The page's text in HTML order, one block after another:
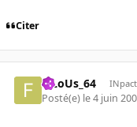
Citer
FiLoUs_64
Posté(e) le 4 juin